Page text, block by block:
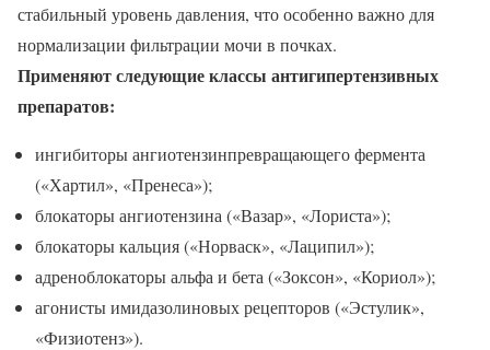
стабильный уровень давления, что особенно важно для
нормализации фильтрации мочи в почках.
Применяют следующие классы антигипертензивных
препаратов:
ингибиторы ангиотензинпревращающего фермента
(«Хартил», «Пренеса»);
блокаторы ангиотензина («Вазар», «Лориста»);
блокаторы кальция («Норваск», «Лаципил»);
адреноблокаторы альфа и бета («Зоксон», «Кориол»);
агонисты имидазолиновых рецепторов («Эстулик»,
«Физиотенз»).